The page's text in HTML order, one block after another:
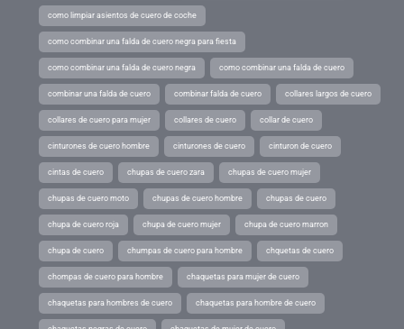
como limpiar asientos de cuero de coche
como combinar una falda de cuero negra para fiesta
como combinar una falda de cuero negra como combinar una falda de cuero
combinar una falda de cuero combinar falda de cuero collares largos de cuero
collares de cuero para mujer collares de cuero collar de cuero
cinturones de cuero hombre cinturones de cuero cinturon de cuero
cintas de cuero chupas de cuero zara chupas de cuero mujer
chupas de cuero moto chupas de cuero hombre chupas de cuero
chupa de cuero roja chupa de cuero mujer chupa de cuero marron
chupa de cuero chumpas de cuero para hombre chquetas de cuero
chompas de cuero para hombre chaquetas para mujer de cuero
chaquetas para hombres de cuero chaquetas para hombre de cuero